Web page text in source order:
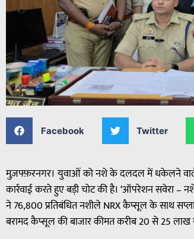
Facebook Twitter
मुज़फ्फ़रनगर। युवाओं को नशे के दलदल में धकेलने
कार्रवाई करते हुए बड़ी चोट की है। ‘ऑपरेशन
ने 76,800 प्रतिबंधित नशीले NRX कैप्सूल के साथ
बरामद कैप्सूल की बाजार कीमत करीब 20 से 25